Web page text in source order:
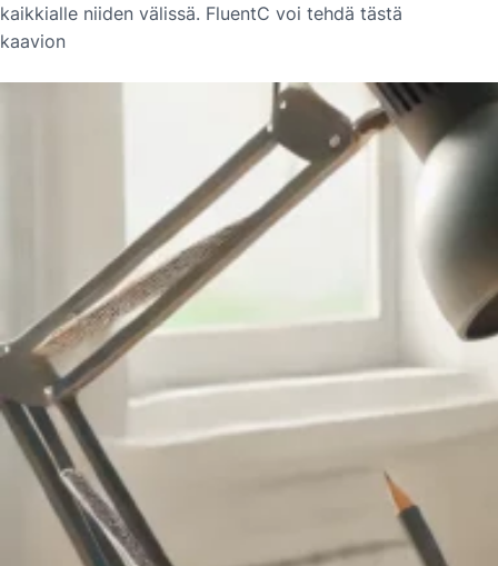
kaikkialle niiden välissä. FluentC voi tehdä tästä
kaavion